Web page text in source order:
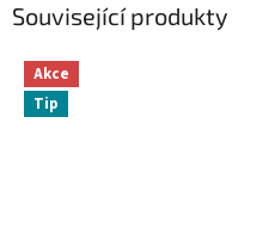
Související produkty
Akce
Tip